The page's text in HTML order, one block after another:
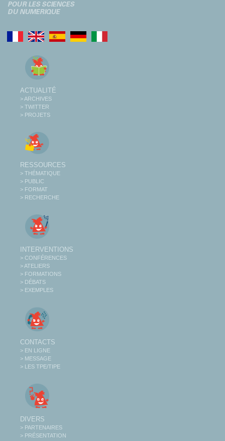
ACTUALITÉ
> ARCHIVES
> TWITTER
> PROJETS
RESSOURCES
> THÉMATIQUE
> PUBLIC
> FORMAT
> RECHERCHE
INTERVENTIONS
> CONFÉRENCES
> ATELIERS
> FORMATIONS
> DÉBATS
> EXEMPLES
CONTACTS
> EN LIGNE
> MESSAGE
> LES TPE/TIPE
DIVERS
> PARTENAIRES
> PRÉSENTATION